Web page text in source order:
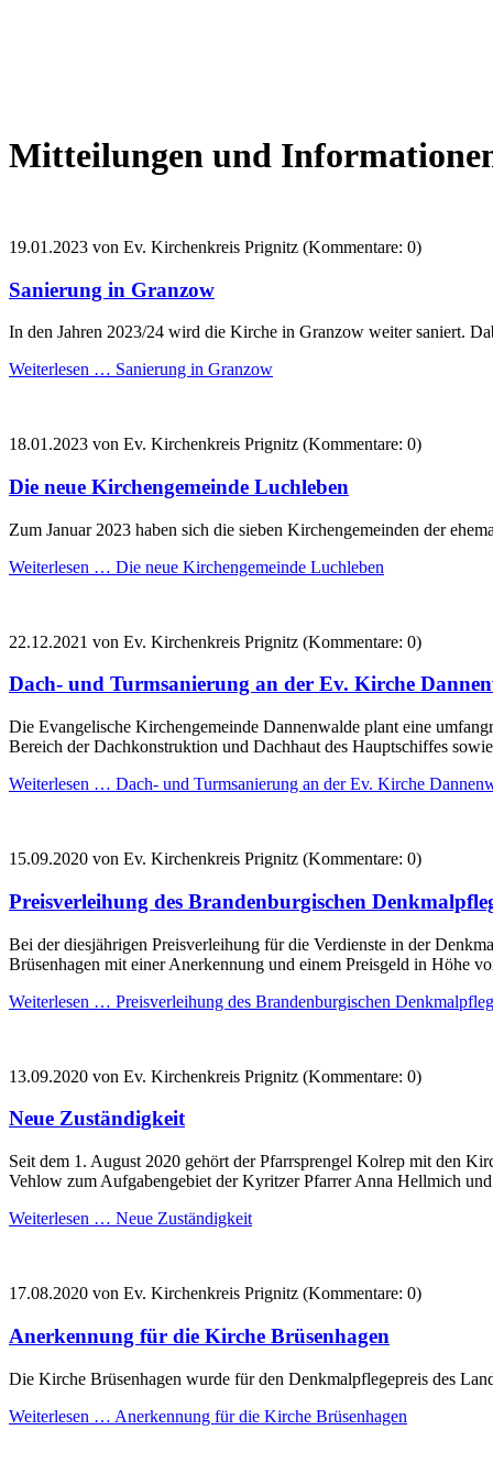
Mitteilungen und
19.01.2023 von Ev. Kirchenkreis Prignitz (Kommentare: 0)
Sanierung in Granzow
In den Jahren 2023/24 wird die Kirche in Granzow weiter saniert.
Weiterlesen … Sanierung in Granzow
18.01.2023 von Ev. Kirchenkreis Prignitz (Kommentare: 0)
Die neue Kirchengemeinde Luchleben
Zum Januar 2023 haben sich die sieben Kirchengemeinden der
Weiterlesen … Die neue Kirchengemeinde Luchleben
22.12.2021 von Ev. Kirchenkreis Prignitz (Kommentare: 0)
Dach- und Turmsanierung an der Ev. Kirche
Die Evangelische Kirchengemeinde Dannenwalde plant eine
Bereich der Dachkonstruktion und Dachhaut des Hauptschiffes
Weiterlesen … Dach- und Turmsanierung an der Ev. Kirche
15.09.2020 von Ev. Kirchenkreis Prignitz (Kommentare: 0)
Preisverleihung des Brandenburgischen
Bei der diesjährigen Preisverleihung für die Verdienste in der
Brüsenhagen mit einer Anerkennung und einem Preisgeld in Höhe
Weiterlesen … Preisverleihung des Brandenburgischen
13.09.2020 von Ev. Kirchenkreis Prignitz (Kommentare: 0)
Neue Zuständigkeit
Seit dem 1. August 2020 gehört der Pfarrsprengel Kolrep mit den
Vehlow zum Aufgabengebiet der Kyritzer Pfarrer Anna Hellmich
Weiterlesen … Neue Zuständigkeit
17.08.2020 von Ev. Kirchenkreis Prignitz (Kommentare: 0)
Anerkennung für die Kirche Brüsenhagen
Die Kirche Brüsenhagen wurde für den Denkmalpflegepreis des
Weiterlesen … Anerkennung für die Kirche Brüsenhagen